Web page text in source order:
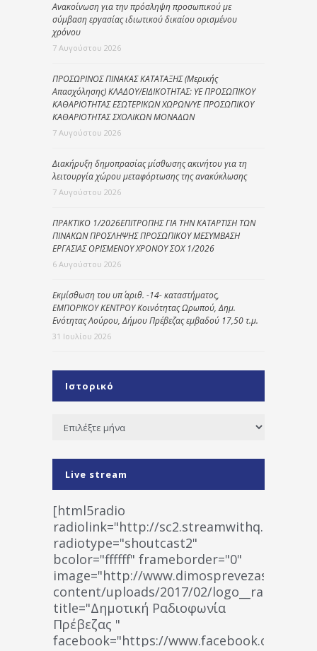
Ανακοίνωση για την πρόσληψη προσωπικού με
σύμβαση εργασίας ιδιωτικού δικαίου ορισμένου
χρόνου
7 Αυγούστου 2026
ΠΡΟΣΩΡΙΝΟΣ ΠΙΝΑΚΑΣ ΚΑΤΑΤΑΞΗΣ (Μερικής
Απασχόλησης) ΚΛΑΔΟΥ/ΕΙΔΙΚΟΤΗΤΑΣ: ΥΕ ΠΡΟΣΩΠΙΚΟΥ
ΚΑΘΑΡΙΟΤΗΤΑΣ ΕΣΩΤΕΡΙΚΩΝ ΧΩΡΩΝ/ΥΕ ΠΡΟΣΩΠΙΚΟΥ
ΚΑΘΑΡΙΟΤΗΤΑΣ ΣΧΟΛΙΚΩΝ ΜΟΝΑΔΩΝ
7 Αυγούστου 2026
Διακήρυξη δημοπρασίας μίσθωσης ακινήτου για τη
λειτουργία χώρου μεταφόρτωσης της ανακύκλωσης
7 Αυγούστου 2026
ΠΡΑΚΤΙΚΟ 1/2026ΕΠΙΤΡΟΠΗΣ ΓΙΑ ΤΗΝ ΚΑΤΑΡΤΙΣΗ ΤΩΝ
ΠΙΝΑΚΩΝ ΠΡΟΣΛΗΨΗΣ ΠΡΟΣΩΠΙΚΟΥ ΜΕΣΥΜΒΑΣΗ
ΕΡΓΑΣΙΑΣ ΟΡΙΣΜΕΝΟΥ ΧΡΟΝΟΥ ΣΟΧ 1/2026
6 Αυγούστου 2026
Εκμίσθωση του υπ΄ αριθ. -14- καταστήματος,
ΕΜΠΟΡΙΚΟΥ ΚΕΝΤΡΟΥ Κοινότητας Ωρωπού, Δημ.
Ενότητας Λούρου, Δήμου Πρέβεζας εμβαδού 17,50 τ.μ.
31 Ιουλίου 2026
Ιστορικό
Ιστορικό
Live stream
[html5radio
radiolink="http://
radiotype="shoutcast2"
bcolor="ffffff" frameborder="0"
image="http://www.dimosprevezas.gr/wp-
content/uploads/2017/02/
title="Δημοτική Ραδιοφωνία
Πρέβεζας "
facebook="https://www.facebook.com/